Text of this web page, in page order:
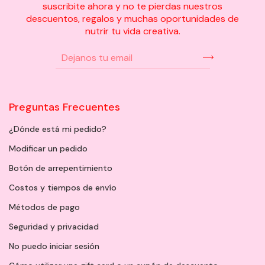
suscribite ahora y no te pierdas nuestros
descuentos, regalos y muchas oportunidades de
nutrir tu vida creativa.
Preguntas Frecuentes
¿Dónde está mi pedido?
Modificar un pedido
Botón de arrepentimiento
Costos y tiempos de envío
Métodos de pago
Seguridad y privacidad
No puedo iniciar sesión